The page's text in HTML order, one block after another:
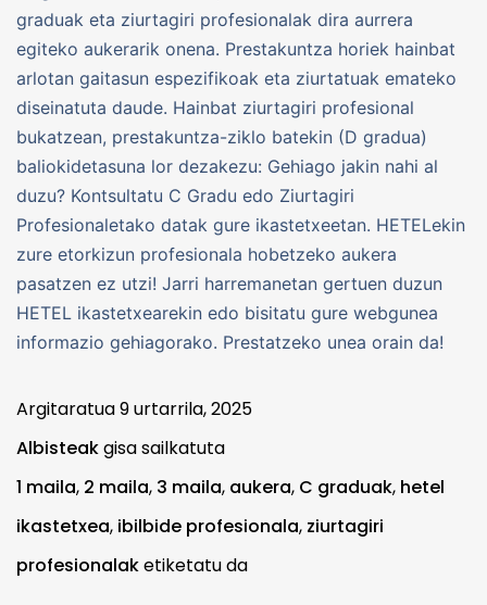
graduak eta ziurtagiri profesionalak dira aurrera
egiteko aukerarik onena. Prestakuntza horiek hainbat
arlotan gaitasun espezifikoak eta ziurtatuak emateko
diseinatuta daude. Hainbat ziurtagiri profesional
bukatzean, prestakuntza-ziklo batekin (D gradua)
baliokidetasuna lor dezakezu: Gehiago jakin nahi al
duzu? Kontsultatu C Gradu edo Ziurtagiri
Profesionaletako datak gure ikastetxeetan. HETELekin
zure etorkizun profesionala hobetzeko aukera
pasatzen ez utzi! Jarri harremanetan gertuen duzun
HETEL ikastetxearekin edo bisitatu gure webgunea
informazio gehiagorako. Prestatzeko unea orain da!
Argitaratua9 urtarrila, 2025
Albisteakgisa sailkatuta
1 maila, 2 maila, 3 maila, aukera, C graduak, hetel
ikastetxea, ibilbide profesionala, ziurtagiri
profesionalaketiketatu da